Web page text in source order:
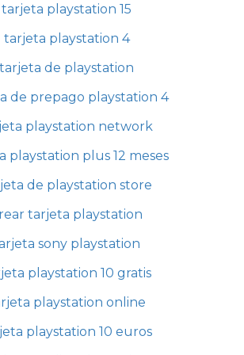
tarjeta playstation 15
tarjeta playstation 4
tarjeta de playstation
de prepago playstation 4
playstation network
playstation plus 12 meses
de playstation store
tarjeta playstation
sony playstation
playstation 10 gratis
playstation online
playstation 10 euros